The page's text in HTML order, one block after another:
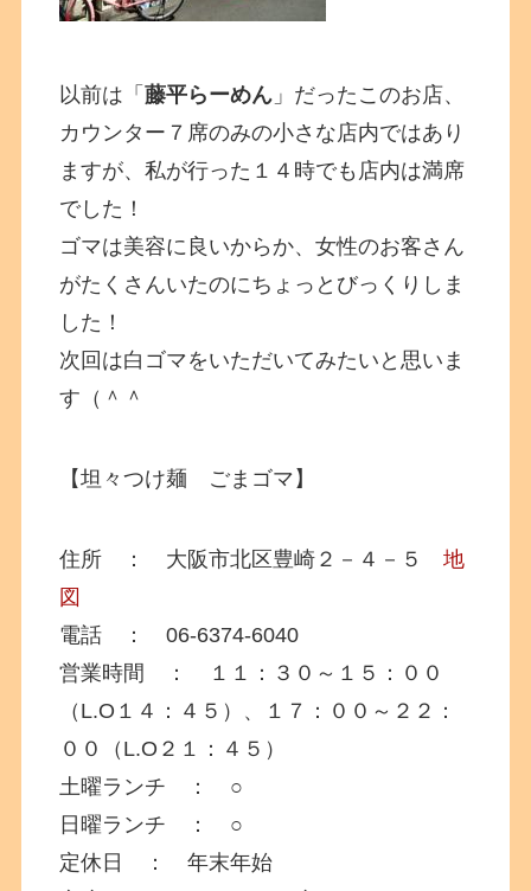
以前は「藤平らーめん 」だったこのお店、
カウンター７席のみの小さな店内ではあり
ますが、私が行った１４時でも店内は満席
でした！
ゴマは美容に良いからか、女性のお客さん
がたくさんいたのにちょっとびっくりしま
した！
次回は白ゴマをいただいてみたいと思いま
す（＾＾
【坦々つけ麺 ごまゴマ】
住所 ： 大阪市北区豊崎２－４－５地
図
電話 ： 06-6374-6040
営業時間 ： １１：３０～１５：００
（L.O１４：４５）、１７：００～２２：
００（L.O２１：４５）
土曜ランチ ： ○
日曜ランチ ： ○
定休日 ： 年末年始